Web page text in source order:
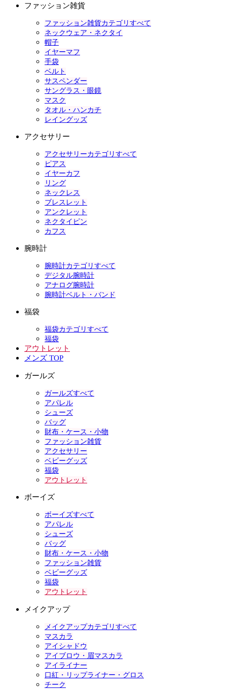
ファッション雑貨
ファッション雑貨カテゴリすべて
ネックウェア・ネクタイ
帽子
イヤーマフ
手袋
ベルト
サスペンダー
サングラス・眼鏡
マスク
タオル・ハンカチ
レイングッズ
アクセサリー
アクセサリーカテゴリすべて
ピアス
イヤーカフ
リング
ネックレス
ブレスレット
アンクレット
ネクタイピン
カフス
腕時計
腕時計カテゴリすべて
デジタル腕時計
アナログ腕時計
腕時計ベルト・バンド
福袋
福袋カテゴリすべて
福袋
アウトレット
メンズ TOP
ガールズ
ガールズすべて
アパレル
シューズ
バッグ
財布・ケース・小物
ファッション雑貨
アクセサリー
ベビーグッズ
福袋
アウトレット
ボーイズ
ボーイズすべて
アパレル
シューズ
バッグ
財布・ケース・小物
ファッション雑貨
ベビーグッズ
福袋
アウトレット
メイクアップ
メイクアップカテゴリすべて
マスカラ
アイシャドウ
アイブロウ・眉マスカラ
アイライナー
口紅・リップライナー・グロス
チーク